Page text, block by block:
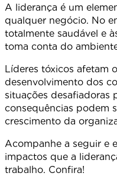
A liderança é um
qualquer negócio. No
totalmente saudável e
toma conta do
Líderes tóxicos afetam
desenvolvimento dos
situações desafiadoras
consequências podem
crescimento da
Acompanhe a seguir e
impactos que a
trabalho. Confira!